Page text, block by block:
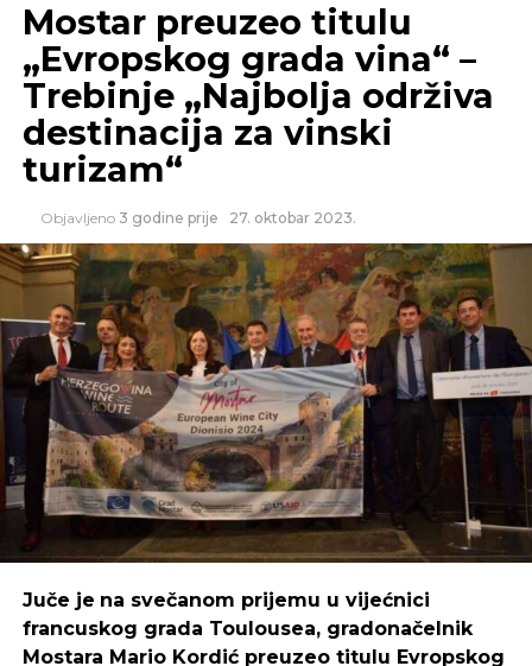
ovim korakom unaprijedimo kvalitet usluga
koje pružamo i omogućimo našim korisnicima
što prijatnije iskustvo prilikom korišćenja
trajektne linije –saopštili su iz Javnog preduzeća
za upravljanje morskim dobrom.
Mostar preuzeo titulu
„Evropskog grada vina“ –
Trebinje „Najbolja održiva
destinacija za vinski
turizam“
Objavljeno 3 godine prije 27. oktobar 2023.
Juče je na svečanom prijemu u vijećnici
francuskog grada Toulousea, gradonačelnik
Mostara Mario Kordić preuzeo titulu Evropskog